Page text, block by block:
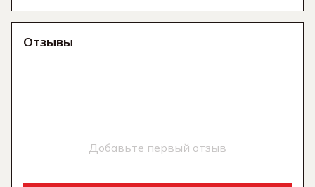
Отзывы
Добавьте первый отзыв